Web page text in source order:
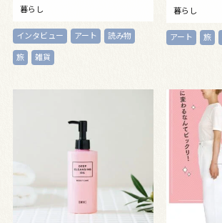
暮らし
インタビュー アート
読み物
旅
雑貨
暮らし
アート 旅